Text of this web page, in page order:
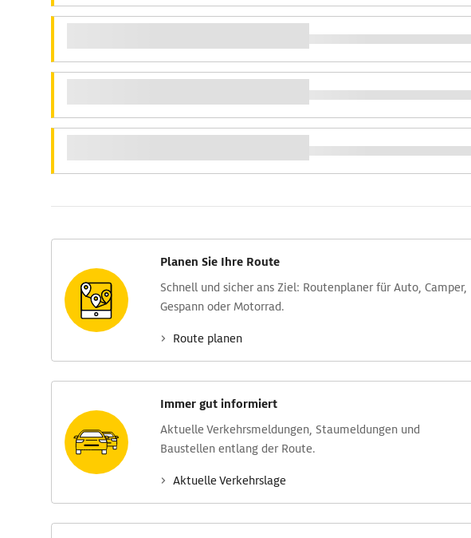
Planen Sie Ihre Route
Schnell und sicher ans Ziel: Routen­planer für Auto, Camper,
Gespann oder Motorrad.
Route planen
Immer gut informiert
Aktuelle Verkehrs­meldungen, Stau­meldungen und
Baustellen entlang der Route.
Aktuelle Verkehrs­lage